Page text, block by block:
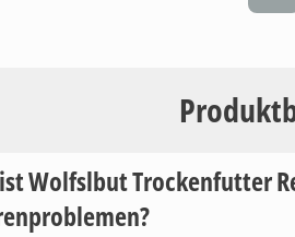
Wolfslbut Trockenfutter